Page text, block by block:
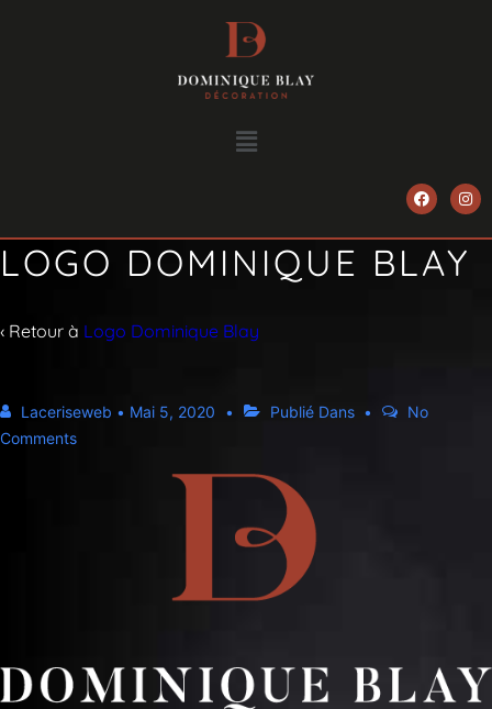
LOGO DOMINIQUE BLAY
‹ Retour à Logo Dominique Blay
Laceriseweb • Mai 5, 2020 Publié Dans
No
Comments